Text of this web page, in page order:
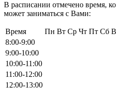
В расписании отмечено время,
может заниматься с Вами:
Время Пн Вт Ср Чт Пт Сб
8:00-9:00
9:00-10:00
10:00-11:00
11:00-12:00
12:00-13:00